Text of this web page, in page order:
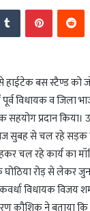
Tumblr Pinterest
हाईटेक बस स्टैण्ड
पूर्व विधायक व
प्रदान
से चल रहे सड़क
चल रहे कार्य का
घोठिया रोड़ से लेकर
विधायक विजय